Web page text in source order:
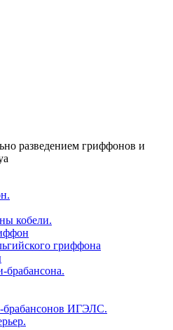
разведением гриффонов и
кобели.
гриффона
ИГЭЛС.